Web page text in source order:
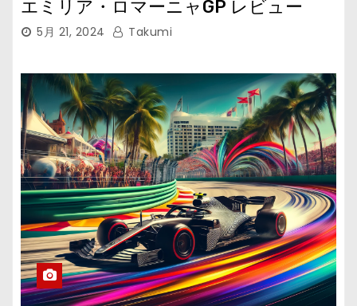
エミリア・ロマーニャGP レビュー
5月 21, 2024 Takumi